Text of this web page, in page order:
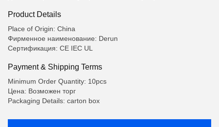
Product Details
Place of Origin: China
Фирменное наименование: Derun
Сертификация: CE IEC UL
Payment & Shipping Terms
Minimum Order Quantity: 10pcs
Цена: Возможен торг
Packaging Details: carton box